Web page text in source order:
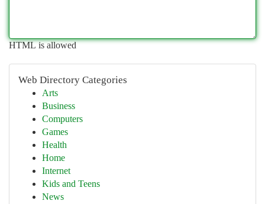
HTML is allowed
Web Directory Categories
Arts
Business
Computers
Games
Health
Home
Internet
Kids and Teens
News